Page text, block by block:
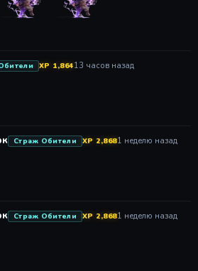
XP 1,86413 часов назад
Страж Обители XP 2,8681 неделю назад
Страж Обители XP 2,8681 неделю назад